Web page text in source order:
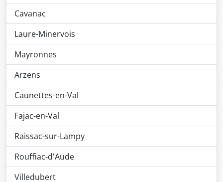
Cavanac
Laure-Minervois
Mayronnes
Arzens
Caunettes-en-Val
Fajac-en-Val
Raissac-sur-Lampy
Rouffiac-d'Aude
Villedubert